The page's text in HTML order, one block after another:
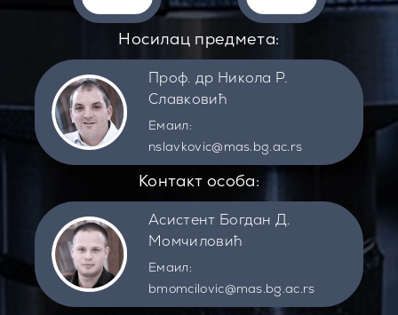
Носилац предмета:
Проф. др Никола Р.
Славковић
Емаил:
nslavkovic@mas.bg.ac.rs
Контакт особа:
Асистент Богдан Д.
Момчиловић
Емаил:
bmomcilovic@mas.bg.ac.rs